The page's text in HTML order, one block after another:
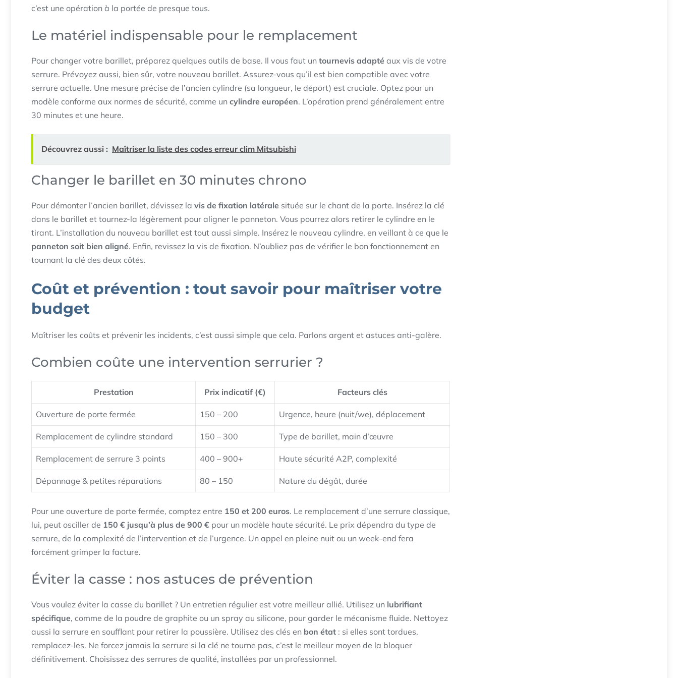
c’est une opération à la portée de presque tous.
Le matériel indispensable pour le remplacement
Pour changer votre barillet, préparez quelques outils de base. Il vous faut un tournevis adapté aux vis de votre
serrure. Prévoyez aussi, bien sûr, votre nouveau barillet. Assurez-vous qu’il est bien compatible avec votre
serrure actuelle. Une mesure précise de l’ancien cylindre (sa longueur, le déport) est cruciale. Optez pour un
modèle conforme aux normes de sécurité, comme un cylindre européen. L’opération prend généralement entre
30 minutes et une heure.
Découvrez aussi : Maîtriser la liste des codes erreur clim Mitsubishi
Changer le barillet en 30 minutes chrono
Pour démonter l’ancien barillet, dévissez la vis de fixation latérale située sur le chant de la porte. Insérez la clé
dans le barillet et tournez-la légèrement pour aligner le panneton. Vous pourrez alors retirer le cylindre en le
tirant. L’installation du nouveau barillet est tout aussi simple. Insérez le nouveau cylindre, en veillant à ce que le
panneton soit bien aligné. Enfin, revissez la vis de fixation. N’oubliez pas de vérifier le bon fonctionnement en
tournant la clé des deux côtés.
Coût et prévention : tout savoir pour maîtriser votre
budget
Maîtriser les coûts et prévenir les incidents, c’est aussi simple que cela. Parlons argent et astuces anti-galère.
Combien coûte une intervention serrurier ?
Prestation Prix indicatif (€) Facteurs clés
Ouverture de porte fermée 150 – 200 Urgence, heure (nuit/we), déplacement
Remplacement de cylindre standard 150 – 300 Type de barillet, main d’œuvre
Remplacement de serrure 3 points 400 – 900+ Haute sécurité A2P, complexité
Dépannage & petites réparations 80 – 150 Nature du dégât, durée
Pour une ouverture de porte fermée, comptez entre 150 et 200 euros. Le remplacement d’une serrure classique,
lui, peut osciller de 150 € jusqu’à plus de 900 € pour un modèle haute sécurité. Le prix dépendra du type de
serrure, de la complexité de l’intervention et de l’urgence. Un appel en pleine nuit ou un week-end fera
forcément grimper la facture.
Éviter la casse : nos astuces de prévention
Vous voulez éviter la casse du barillet ? Un entretien régulier est votre meilleur allié. Utilisez un lubrifiant
spécifique, comme de la poudre de graphite ou un spray au silicone, pour garder le mécanisme fluide. Nettoyez
aussi la serrure en soufflant pour retirer la poussière. Utilisez des clés en bon état : si elles sont tordues,
remplacez-les. Ne forcez jamais la serrure si la clé ne tourne pas, c’est le meilleur moyen de la bloquer
définitivement. Choisissez des serrures de qualité, installées par un professionnel.